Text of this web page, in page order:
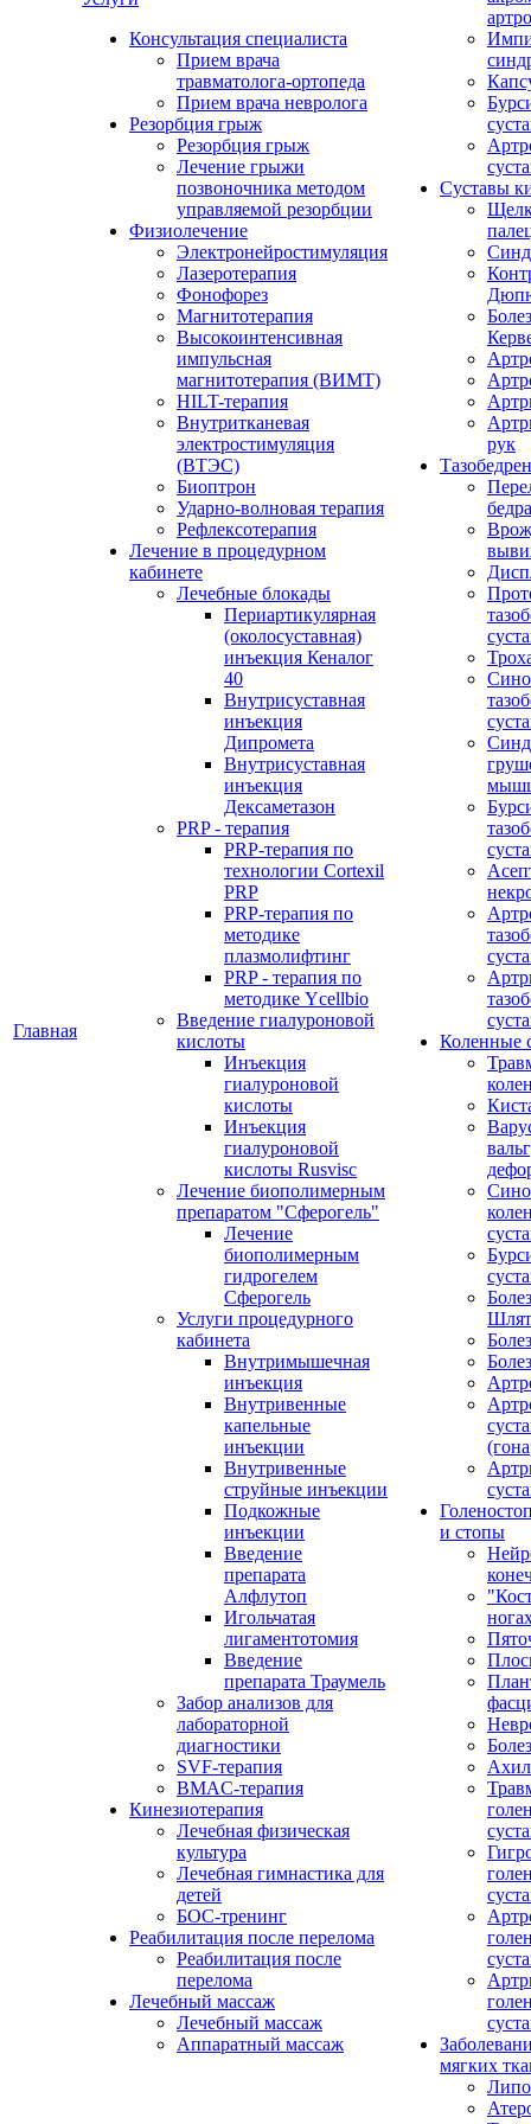
Главная
Консультация специалиста
Прием врача
травматолога-ортопеда
Прием врача невролога
Резорбция грыж
Резорбция грыж
Лечение грыжи
позвоночника методом
управляемой резорбции
Физиолечение
Электронейростимуляция
Лазеротерапия
Фонофорез
Магнитотерапия
Высокоинтенсивная
импульсная
магнитотерапия (ВИМТ)
HILT-терапия
Внутритканевая
электростимуляция
(ВТЭС)
Биоптрон
Ударно-волновая терапия
Рефлексотерапия
Лечение в процедурном
кабинете
Лечебные блокады
Периартикулярная
(околосуставная)
инъекция Кеналог
40
Внутрисуставная
инъекция
Дипромета
Внутрисуставная
инъекция
Дексаметазон
PRP - терапия
PRP-терапия по
технологии Cortexil
PRP
PRP-терапия по
методике
плазмолифтинг
PRP - терапия по
методике Ycellbio
Введение гиалуроновой
кислоты
Инъекция
гиалуроновой
кислоты
Инъекция
гиалуроновой
кислоты Rusvisc
Лечение биополимерным
препаратом "Сферогель"
Лечение
биополимерным
гидрогелем
Сферогель
Услуги процедурного
кабинета
Внутримышечная
инъекция
Внутривенные
капельные
инъекции
Внутривенные
струйные инъекции
Подкожные
инъекции
Введение
препарата
Алфлутоп
Игольчатая
лигаментотомия
Введение
препарата Траумель
Забор анализов для
лабораторной
диагностики
SVF-терапия
BMAC-терапия
Кинезиотерапия
Лечебная физическая
культура
Лечебная гимнастика для
детей
БОС-тренинг
Реабилитация после перелома
Реабилитация после
перелома
Лечебный массаж
Лечебный массаж
Аппаратный массаж
Суставы
рук
бедра
Коленные
и стопы
мягких